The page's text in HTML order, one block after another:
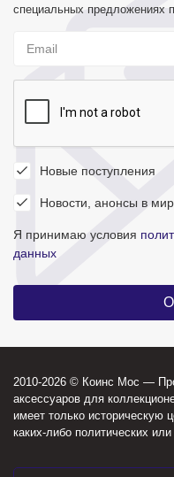
специальных предложениях
Новые поступления
Новости, анонсы в
Я принимаю условия
данных
2010-2026 © Коинс Мос —
аксессуаров для
имеет только историческую
каких-либо политических